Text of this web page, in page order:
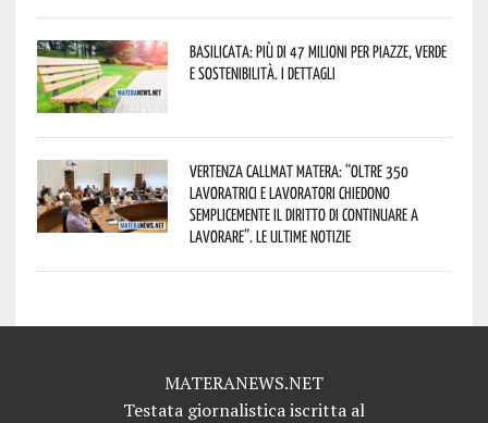
Basilicata: più di 47 milioni per piazze, verde
e sostenibilità. I dettagli
Vertenza CallMat Matera: “Oltre 350
lavoratrici e lavoratori chiedono
semplicemente il diritto di continuare a
lavorare”. Le ultime notizie
MATERANEWS.NET
Testata giornalistica iscritta al